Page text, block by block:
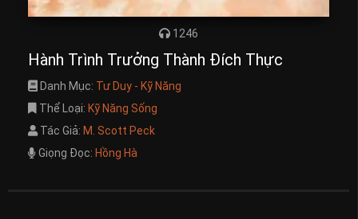
1246
Hành Trình Trưởng Thành Đích Thực
Danh Mục: Tư Duy - Kỹ Năng
Thể Loại: Kỹ Năng Sống
Tác Giả: M. Scott Peck
Giọng Đọc: Hồng Hà